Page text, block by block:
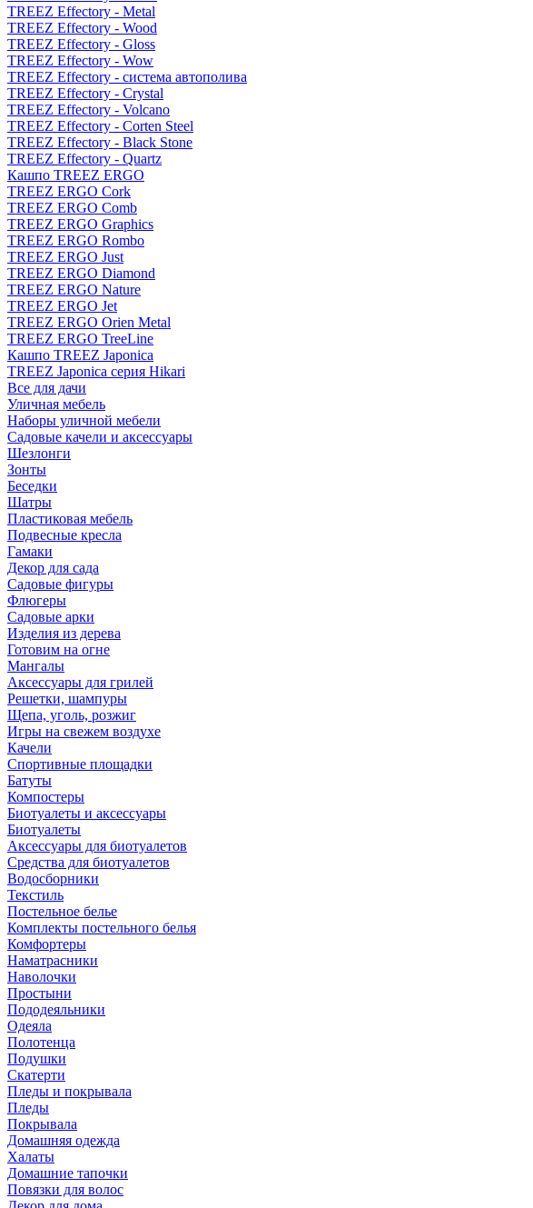
TREEZ Effectory - Metal
TREEZ Effectory - Wood
TREEZ Effectory - Gloss
TREEZ Effectory - Wow
TREEZ Effectory - система автополива
TREEZ Effectory - Crystal
TREEZ Effectory - Volcano
TREEZ Effectory - Corten Steel
TREEZ Effectory - Black Stone
TREEZ Effectory - Quartz
Кашпо TREEZ ERGO
TREEZ ERGO Cork
TREEZ ERGO Comb
TREEZ ERGO Graphics
TREEZ ERGO Rombo
TREEZ ERGO Just
TREEZ ERGO Diamond
TREEZ ERGO Nature
TREEZ ERGO Jet
TREEZ ERGO Orien Metal
TREEZ ERGO TreeLine
Кашпо TREEZ Japonica
TREEZ Japonica серия Hikari
Все для дачи
Уличная мебель
Наборы уличной мебели
Садовые качели и аксессуары
Шезлонги
Зонты
Беседки
Шатры
Пластиковая мебель
Подвесные кресла
Гамаки
Декор для сада
Садовые фигуры
Флюгеры
Садовые арки
Изделия из дерева
Готовим на огне
Мангалы
Аксессуары для грилей
Решетки, шампуры
Щепа, уголь, розжиг
Игры на свежем воздухе
Качели
Спортивные площадки
Батуты
Компостеры
Биотуалеты и аксессуары
Биотуалеты
Аксессуары для биотуалетов
Средства для биотуалетов
Водосборники
Текстиль
Постельное белье
Комплекты постельного белья
Комфортеры
Наматрасники
Наволочки
Простыни
Пододеяльники
Одеяла
Полотенца
Подушки
Скатерти
Пледы и покрывала
Пледы
Покрывала
Домашняя одежда
Халаты
Домашние тапочки
Повязки для волос